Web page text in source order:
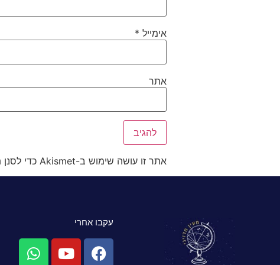
אימייל *
אתר
אתר זו עושה שימוש ב-Akismet כדי לסנן תגובות זבל.
עקבו אחרי